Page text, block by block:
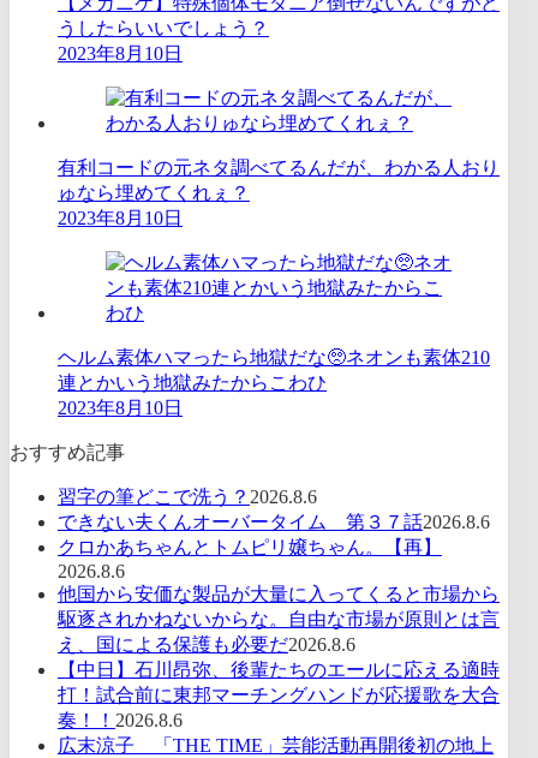
うしたらいいでしょう？
2023年8月10日
有利コードの元ネタ調べてるんだが、わかる人おり
ゅなら埋めてくれぇ？
2023年8月10日
ヘルム素体ハマったら地獄だな🥺ネオンも素体210
連とかいう地獄みたからこわひ
2023年8月10日
おすすめ記事
習字の筆どこで洗う？ 2026.8.6
できない夫くんオーバータイム 第３７話2026.8.6
クロかあちゃんとトムピリ嬢ちゃん。【再】
2026.8.6
他国から安価な製品が大量に入ってくると市場から
駆逐されかねないからな。自由な市場が原則とは言
え、国による保護も必要だ2026.8.6
【中日】石川昂弥、後輩たちのエールに応える適時
打！試合前に東邦マーチングハンドが応援歌を大合
奏！！ 2026.8.6
広末涼子 「THE TIME」芸能活動再開後初の地上